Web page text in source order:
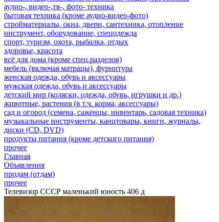
аудио-, видео-,тв-, фото- техника
бытовая техника (кроме аудио-видео-фото)
стройматериалы, окна, двери, сантехника, отопление
инструмент, оборудование, спецодежда
спорт, туризм, охота, рыбалка, отдых
здоровье, красота
всё для дома (кроме спец.разделов)
мебель (включая матрацы), фурнитура
женская одежда, обувь и аксессуары
мужская одежда, обувь и аксессуары
детский мир (коляски, одежда, обувь, игрушки и др.)
животные, растения (в т.ч. корма, аксессуары)
сад и огород (семена, саженцы, инвентарь, садовая техника)
музыкальные инструменты, канцтовары, книги, журналы,
диски (CD, DVD)
продукты питания (кроме детского питания)
прочее
Главная
Объявления
продам (отдам)
прочее
Телевизор СССР маленький юность 406 д